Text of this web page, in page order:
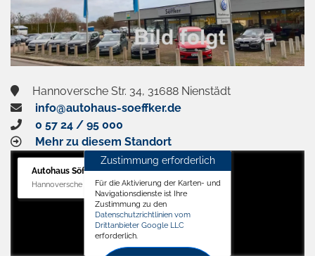
Hannoversche Str. 34, 31688 Nienstädt
info@autohaus-soeffker.de
0 57 24 / 95 000
Mehr zu diesem Standort
Autohaus Söffker GmbH
Hannoversche Str. 34, 31688 Nienstädt
Zustimmung erforderlich
Für die Aktivierung der Karten- und
Navigationsdienste ist Ihre
Zustimmung zu den
Datenschutzrichtlinien vom
Drittanbieter Google LLC
erforderlich.